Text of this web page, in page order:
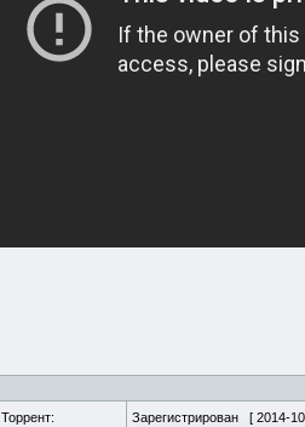
Торрент: Зарегистрирован [ 2014-